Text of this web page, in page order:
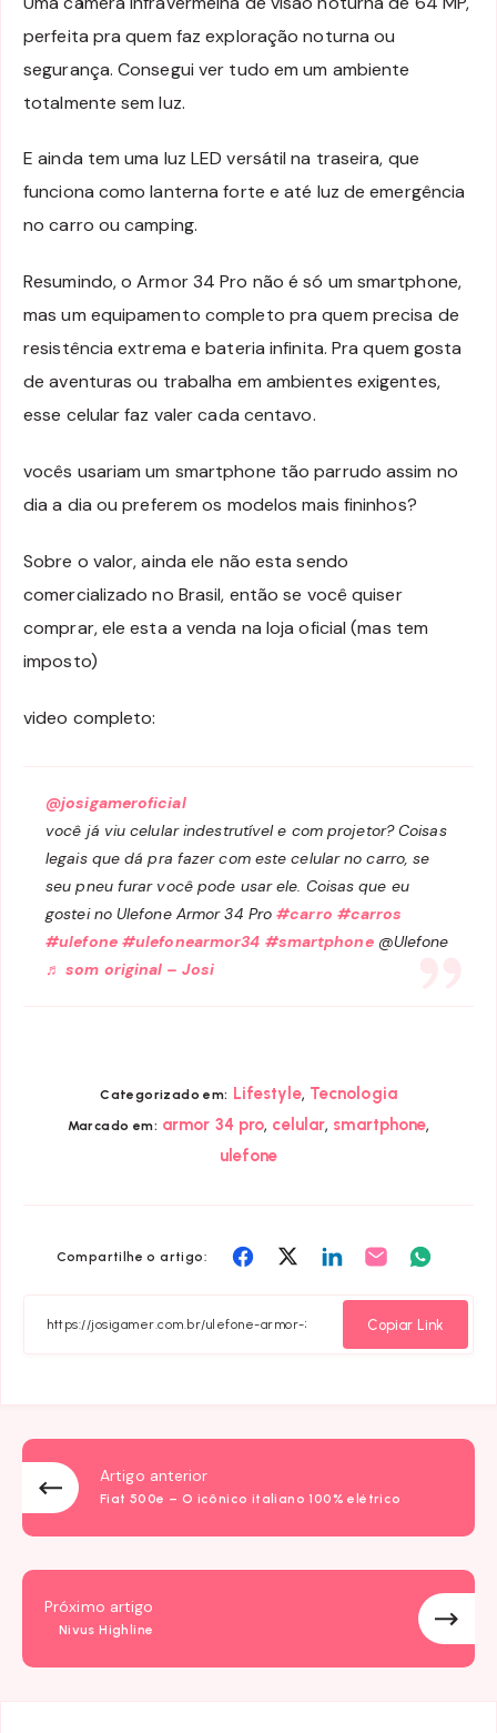
perfeita pra quem faz exploração noturna ou
segurança. Consegui ver tudo em um ambiente
totalmente sem luz.
E ainda tem uma luz LED versátil na traseira, que
funciona como lanterna forte e até luz de emergência
no carro ou camping.
Resumindo, o Armor 34 Pro não é só um smartphone,
mas um equipamento completo pra quem precisa de
resistência extrema e bateria infinita. Pra quem gosta
de aventuras ou trabalha em ambientes exigentes,
esse celular faz valer cada centavo.
vocês usariam um smartphone tão parrudo assim no
dia a dia ou preferem os modelos mais fininhos?
Sobre o valor, ainda ele não esta sendo
comercializado no Brasil, então se você quiser
comprar, ele esta a venda na loja oficial (mas tem
imposto)
video completo:
@josigameroficial
você já viu celular indestrutível e com projetor? Coisas
legais que dá pra fazer com este celular no carro, se
seu pneu furar você pode usar ele. Coisas que eu
gostei no Ulefone Armor 34 Pro#carro #carros
#ulefone #ulefonearmor34 #smartphone@Ulefone
♬ som original – Josi
Categorizado em: Lifestyle, Tecnologia
Marcado em: armor 34 pro, celular, smartphone,
ulefone
Compartilhe o artigo:
Compartilhar
Facebook
Compartilhar
Twitter
Compartilhar
Linkedin
Compartilhar
Email
Copiar Link
Artigo anterior
Fiat 500e – O icônico italiano 100% elétrico
Próximo artigo
Nivus Highline